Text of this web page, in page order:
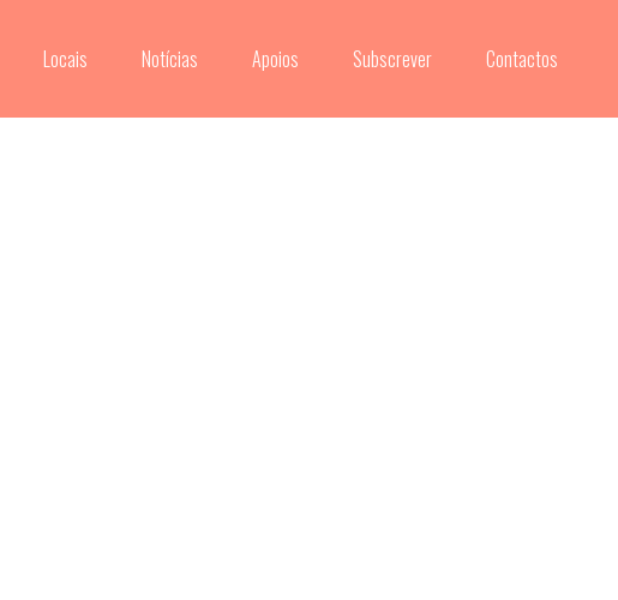
Locais Notícias Apoios Subscrever Contactos